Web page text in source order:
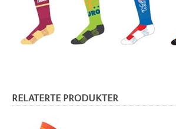
RELATERTE PRODUKTER